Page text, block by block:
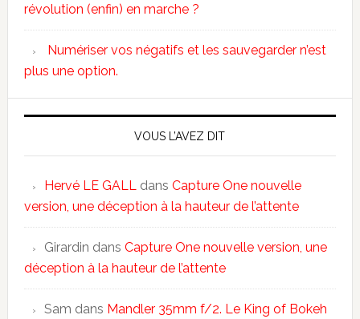
révolution (enfin) en marche ?
Numériser vos négatifs et les sauvegarder n’est
plus une option.
VOUS L’AVEZ DIT
Hervé LE GALL dans Capture One nouvelle
version, une déception à la hauteur de l’attente
Girardin dans Capture One nouvelle version, une
déception à la hauteur de l’attente
Sam dans Mandler 35mm f/2. Le King of Bokeh